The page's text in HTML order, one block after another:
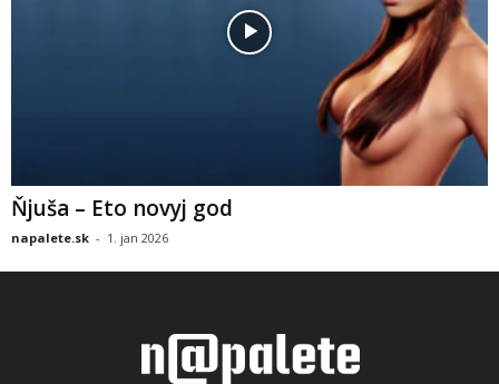
Ňjuša – Eto novyj god
napalete.sk - 1. jan 2026